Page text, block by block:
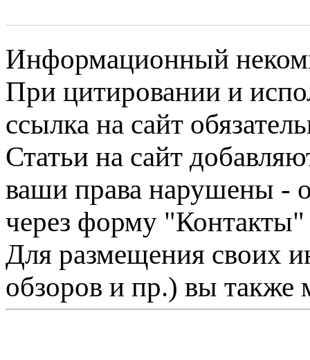
Информационный
При цитировании и
ссылка на сайт
Статьи на сайт
ваши права нарушены -
через форму "Контакты"
Для размещения своих
обзоров и пр.) вы также